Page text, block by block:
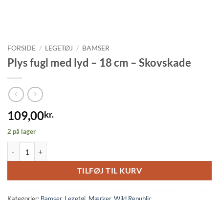
FORSIDE / LEGETØJ / BAMSER
Plys fugl med lyd – 18 cm – Skovskade
109,00kr.
2 på lager
TILFØJ TIL KURV